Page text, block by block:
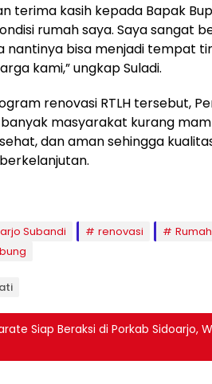
terima kasih kepada Bapak
rumah saya. Saya sangat
nantinya bisa menjadi tempat
kami,” ungkap Suladi.
renovasi RTLH tersebut,
masyarakat kurang
dan aman sehingga
Subandi renovasi
Siap Beraksi di Porkab Sidoarjo,